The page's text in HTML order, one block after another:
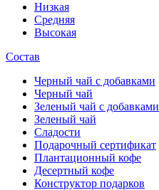
Низкая
Средняя
Высокая
Состав
Черный чай с добавками
Черный чай
Зеленый чай с добавками
Зеленый чай
Сладости
Подарочный сертификат
Плантационный кофе
Десертный кофе
Конструктор подарков